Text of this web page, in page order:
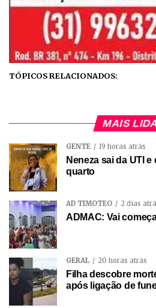
TÓPICOS RELACIONADOS:
MAIS
GENTE 19 horas atrás
Neneza sai da UTI
quarto
AD TIMÓTEO 2 dias
ADMAC: Vai
GERAL 20 horas atrás
Filha descobre
após ligação de